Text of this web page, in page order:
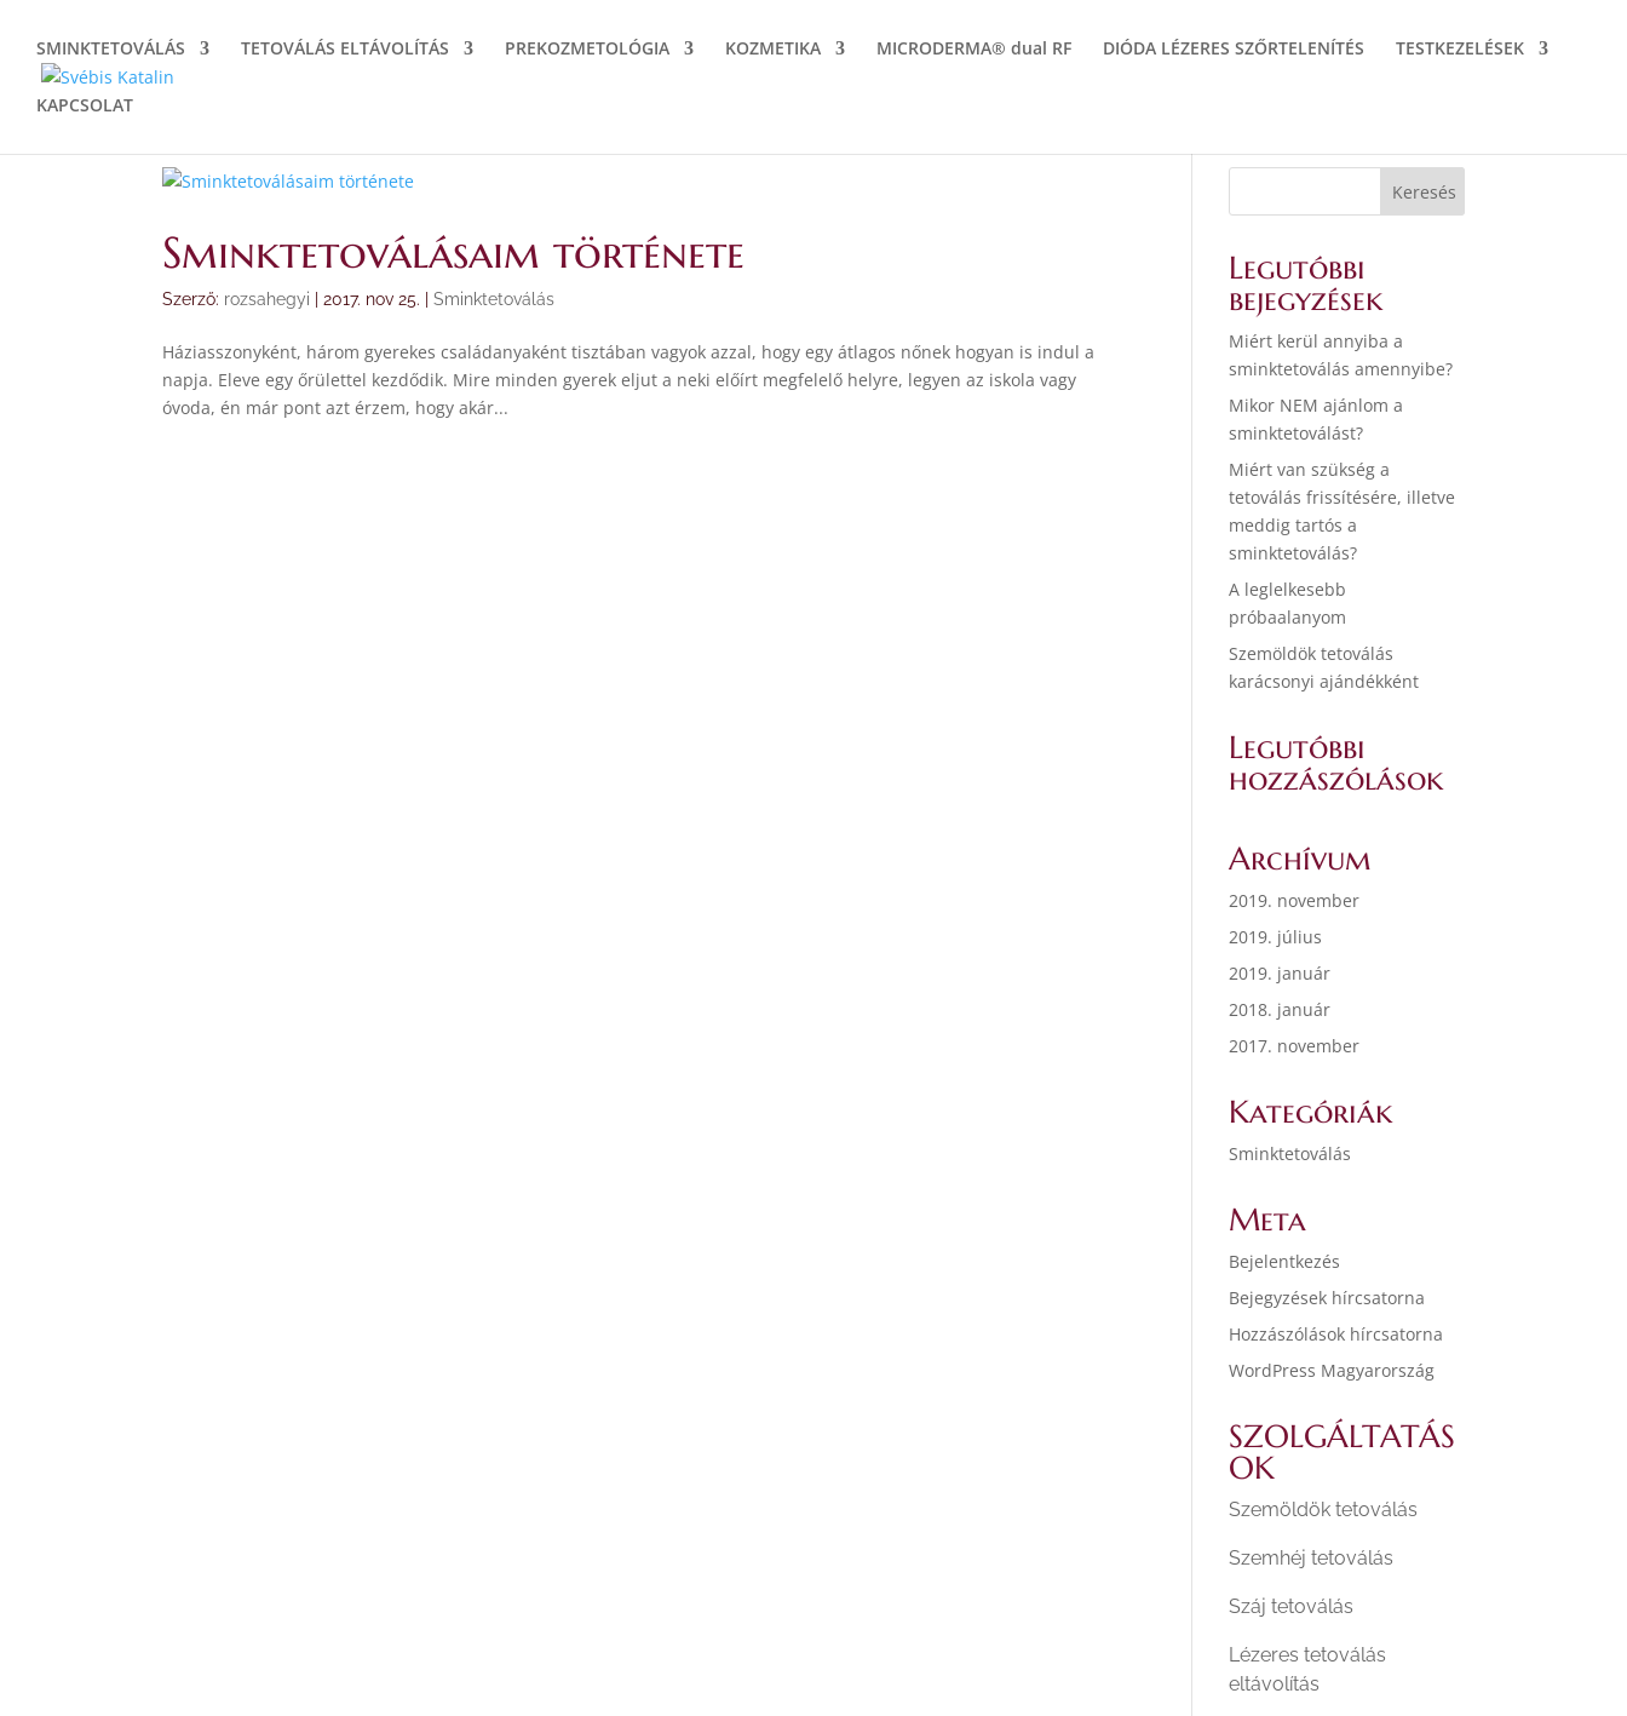
SMINKTETOVÁLÁS TETOVÁLÁS ELTÁVOLÍTÁS PREKOZMETOLÓGIA KOZMETIKA MICRODERMA® dual RF DIÓDA LÉZERES SZŐRTELENÍTÉS TESTKEZELÉSEK
KAPCSOLAT
Sminktetoválásaim története
Szerző: rozsahegyi |2017. nov 25. |Sminktetoválás
Háziasszonyként, három gyerekes családanyaként tisztában vagyok azzal, hogy egy átlagos nőnek hogyan is indul a
napja. Eleve egy őrülettel kezdődik. Mire minden gyerek eljut a neki előírt megfelelő helyre, legyen az iskola vagy
óvoda, én már pont azt érzem, hogy akár...
Legutóbbi
bejegyzések
Miért kerül annyiba a
sminktetoválás amennyibe?
Mikor NEM ajánlom a
sminktetoválást?
Miért van szükség a
tetoválás frissítésére, illetve
meddig tartós a
sminktetoválás?
A leglelkesebb
próbaalanyom
Szemöldök tetoválás
karácsonyi ajándékként
Legutóbbi
hozzászólások
Archívum
2019. november
2019. július
2019. január
2018. január
2017. november
Kategóriák
Sminktetoválás
Meta
Bejelentkezés
Bejegyzések hírcsatorna
Hozzászólások hírcsatorna
WordPress Magyarország
SZOLGÁLTATÁS
OK
Szemöldök tetoválás
Szemhéj tetoválás
Száj tetoválás
Lézeres tetoválás
eltávolítás